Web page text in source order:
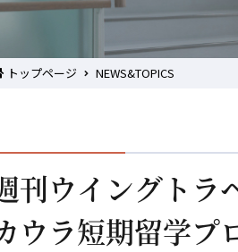
トップページ NEWS&TOPICS
刊ウイングトラ
ウラ短期留学プ